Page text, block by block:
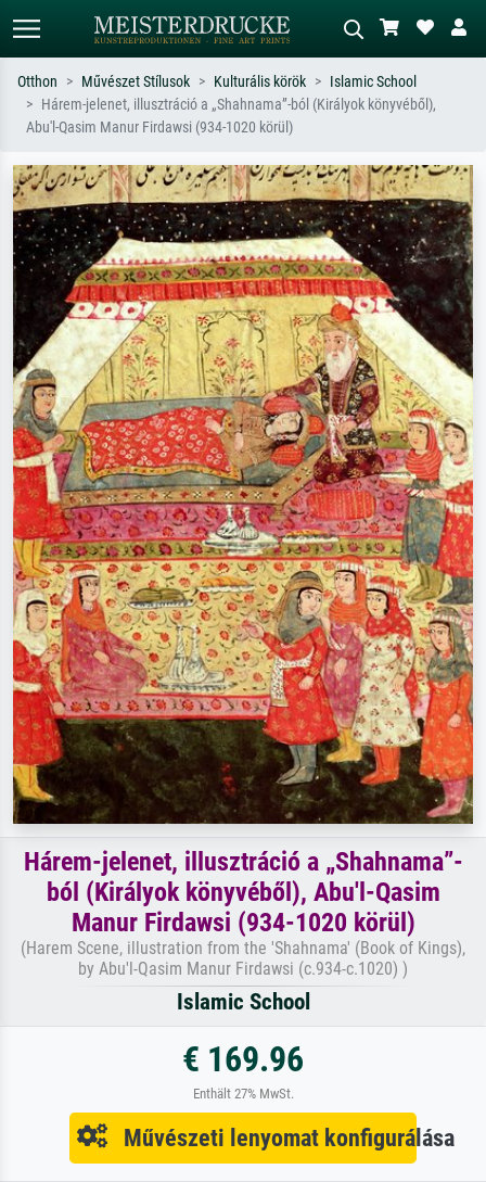
Alap keresés
szerint – pl. Monet, Csillagos éj,
impresszionizmus, Hokusai-hullám,
akt.
piros absztrakt, sötét olajkép, álló akt
egy fa mellett.
Otthon Művészet Stílusok Kulturális körök
Islamic School
Hárem-jelenet, illusztráció a „Shahnama”-ból (Királyok könyvéből),
Abu'l-Qasim Manur Firdawsi (934-1020 körül)
Hárem-jelenet, illusztráció a „Shahnama”-
ból (Királyok könyvéből), Abu'l-Qasim
Manur Firdawsi (934-1020 körül)
(Harem Scene, illustration from the 'Shahnama' (Book of Kings),
by Abu'l-Qasim Manur Firdawsi (c.934-c.1020) )
Islamic School
€ 169.96
Enthält 27% MwSt.
Művészeti lenyomat konfigurálása